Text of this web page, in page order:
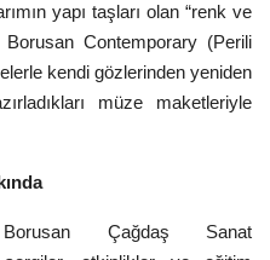
yapı taşları olan “renk ve
Contemporary (Perili
kendi gözlerinden yeniden
müze maketleriyle
Çağdaş Sanat